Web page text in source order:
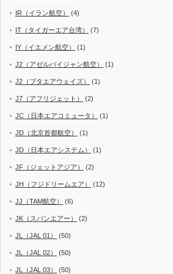
IR（イラン航空） (4)
IT（タイガーエア台湾） (7)
IY（イエメン航空） (1)
J2（アゼルバイジャン航空） (1)
J2（ブタエアウェイズ） (1)
J7（アフリジェット） (2)
JC（日本エアコミュータ） (1)
JD（北京首都航空） (1)
JD（日本エアシステム） (1)
JF（ジェットアジア） (2)
JH（フジドリームエア） (12)
JJ（TAM航空） (6)
JK（スパンエアー） (2)
JL（JAL 01） (50)
JL（JAL 02） (50)
JL（JAL 03） (50)